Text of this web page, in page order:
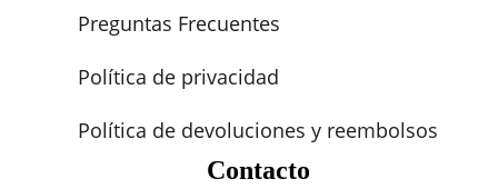
Preguntas Frecuentes
Política de privacidad
Política de devoluciones y reembolsos
Contacto